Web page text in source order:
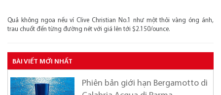
Quả không ngoa nếu ví Clive Christian No.1 như một thỏi vàng óng ánh,
trau chuốt đến từng đường nét với giá lên tới $2.150/ounce.
BÀI VIẾT MỚI NHẤT
Phiên bản giới hạn Bergamotto di